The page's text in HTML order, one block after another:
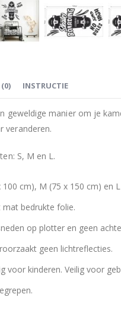
geweldige manier om je
veranderen.
S, M en L.
100 cm), M (75 x 150 cm) en
mat bedrukte folie.
op plotter en geen
geen lichtreflecties.
voor kinderen. Veilig voor
(0) INSTRUCTIE